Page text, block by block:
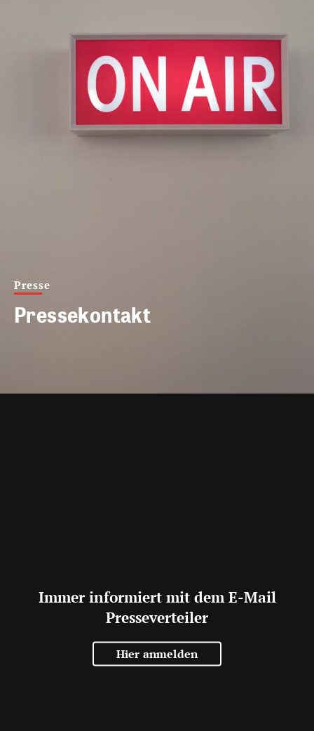
Presse
Pressekontakt
Immer informiert mit dem E-Mail
Presseverteiler
Hier anmelden